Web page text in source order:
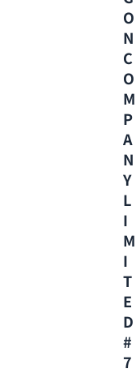
O
N
C
O
M
P
A
N
Y
L
I
M
I
T
E
D
#
7